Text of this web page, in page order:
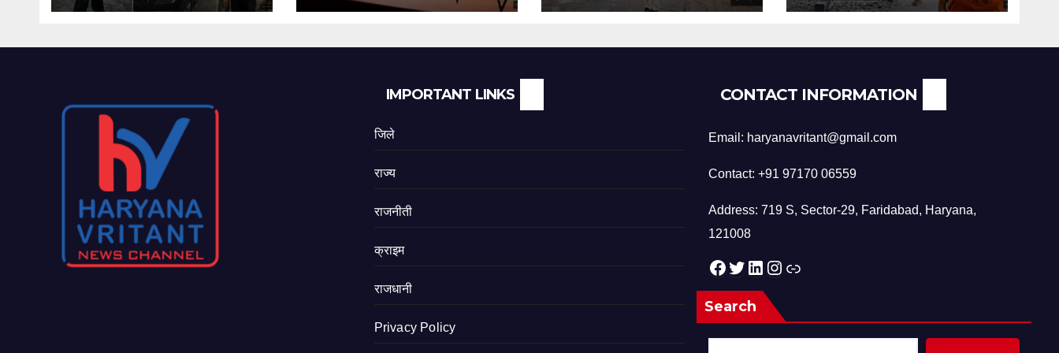
IMPORTANT LINKS
जिले
राज्य
राजनीती
क्राइम
राजधानी
Privacy Policy
CONTACT INFORMATION
Email: haryanavritant@gmail.com
Contact: +91 97170 06559
Address: 719 S, Sector-29, Faridabad, Haryana,
121008
Facebook Twitter LinkedIn Instagram Link
Search